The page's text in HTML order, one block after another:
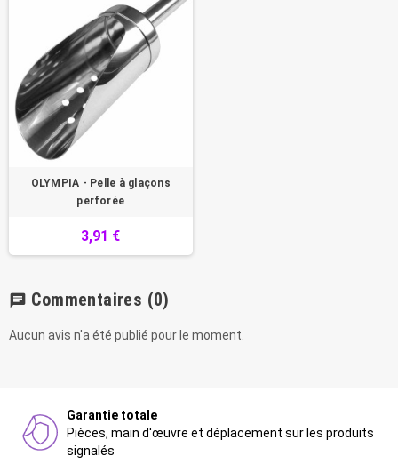
OLYMPIA - Pelle à glaçons
perforée
3,91 €
chat Commentaires (0)
Aucun avis n'a été publié pour le moment.
Garantie totale
Pièces, main d'œuvre et déplacement sur les produits
signalés